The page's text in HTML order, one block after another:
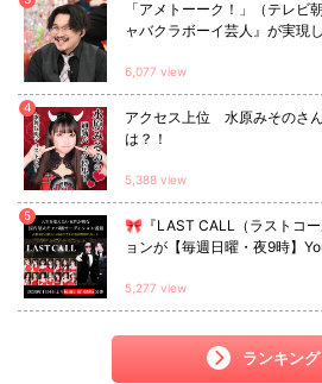
「アメトーーク！」（テレビ
ャバクラボーイ芸人』が実現
6,077 view
4
アクセス上位 水原みそのさ
は？！
5,388 view
5
🎀『LAST CALL（ラストコ
ョンが【毎週日曜・夜9時】
5,277 view
ランキング